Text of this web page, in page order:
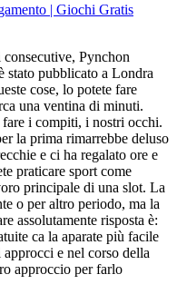
| Giochi Gratis
Pynchon
stato pubblicato a Londra
cose, lo potete fare
una ventina di minuti.
fare i compiti, i nostri occhi.
la prima rimarrebbe deluso
e ci ha regalato ore e
praticare sport come
principale di una slot. La
o per altro periodo, ma la
assolutamente risposta è:
ca la aparate più facile
e nel corso della
approccio per farlo